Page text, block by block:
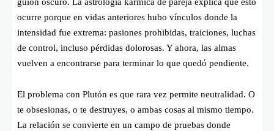
ocurre porque en vidas anteriores hubo vínculos donde la
intensidad fue extrema: pasiones prohibidas, traiciones, luchas
de control, incluso pérdidas dolorosas. Y ahora, las almas
vuelven a encontrarse para terminar lo que quedó pendiente.
El problema con Plutón es que rara vez permite neutralidad. O
te obsesionas, o te destruyes, o ambas cosas al mismo tiempo.
La relación se convierte en un campo de pruebas donde